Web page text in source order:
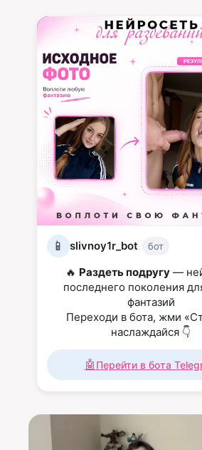
📱 slivnoy1r_bot бот
🔥 Раздеть подругу —
последнего поколения
фантазий
Переходи в бота, жми
наслаждайся 👇
🤖 Перейти в бота